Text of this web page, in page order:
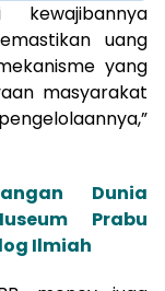
kewajibannya
uang
yang
masyarakat
Dunia
Prabu
Ilmiah